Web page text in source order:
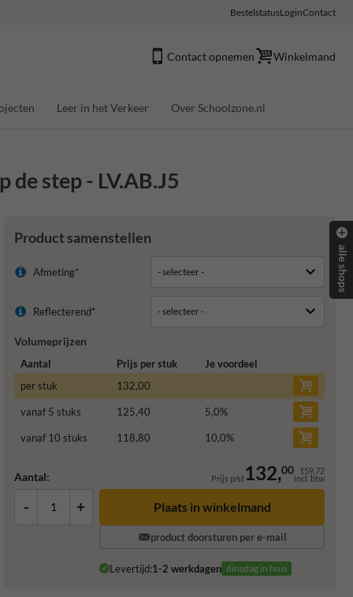
BestelstatusLoginContact
Contact opnemen Winkelmand
Leer in het Verkeer Over Schoolzone.nl
step - LV.AB.J5
Product samenstellen
Afmeting*
Reflecterend*
Volumeprijzen
Aantal Prijs per stuk
Je voordeel
per stuk
132,00
vanaf 5 stuks 125,40 5,0%
vanaf 10 stuks 118,80 10,0%
Aantal: Prijs p/st132,00 159,72
incl. btw
- + Plaats in winkelmand
product doorsturen per e-mail
Levertijd:1-2 werkdagen dinsdag in huis
alle shops